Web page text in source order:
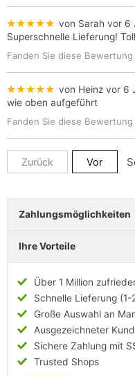
★★★★★ von Sarah vor 6
Superschnelle Lieferung!
Fanden Sie diese
★★★★★ von Heinz vor 6
wie oben aufgeführt
Fanden Sie diese
Zurück Vor
Zahlungsmöglichkeiten
Ihre Vorteile
Über 1 Million
Schnelle Lieferung (1-
Große Auswahl an
Ausgezeichneter
Sichere Zahlung mit
Trusted Shops